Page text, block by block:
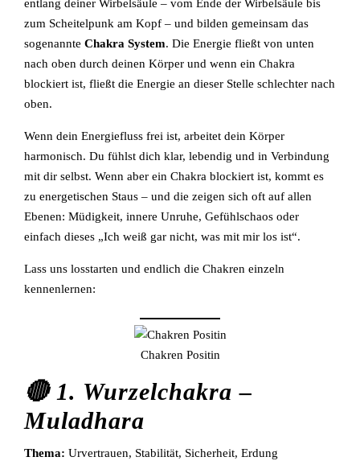
entlang deiner Wirbelsäule – vom Ende der Wirbelsäule bis
zum Scheitelpunk am Kopf – und bilden gemeinsam das
sogenannte Chakra System. Die Energie fließt von unten
nach oben durch deinen Körper und wenn ein Chakra
blockiert ist, fließt die Energie an dieser Stelle schlechter nach
oben.
Wenn dein Energiefluss frei ist, arbeitet dein Körper
harmonisch. Du fühlst dich klar, lebendig und in Verbindung
mit dir selbst. Wenn aber ein Chakra blockiert ist, kommt es
zu energetischen Staus – und die zeigen sich oft auf allen
Ebenen: Müdigkeit, innere Unruhe, Gefühlschaos oder
einfach dieses „Ich weiß gar nicht, was mit mir los ist“.
Lass uns losstarten und endlich die Chakren einzeln
kennenlernen:
Chakren Positin
🔴 1. Wurzelchakra –
Muladhara
Thema: Urvertrauen, Stabilität, Sicherheit, Erdung